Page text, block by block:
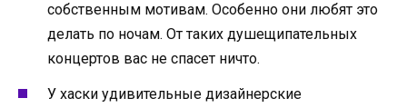
собственным мотивам. Особенно они любят это
делать по ночам. От таких душещипательных
концертов вас не спасет ничто.
У хаски удивительные дизайнерские